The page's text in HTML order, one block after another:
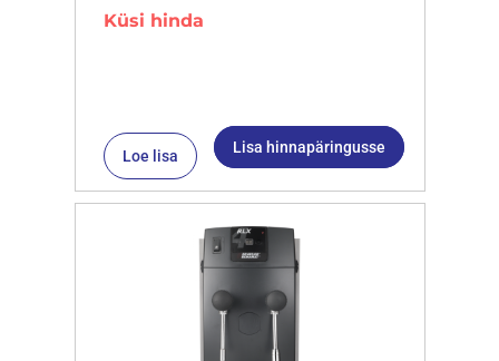
Küsi hinda
Loe lisa Lisa hinnapäringusse